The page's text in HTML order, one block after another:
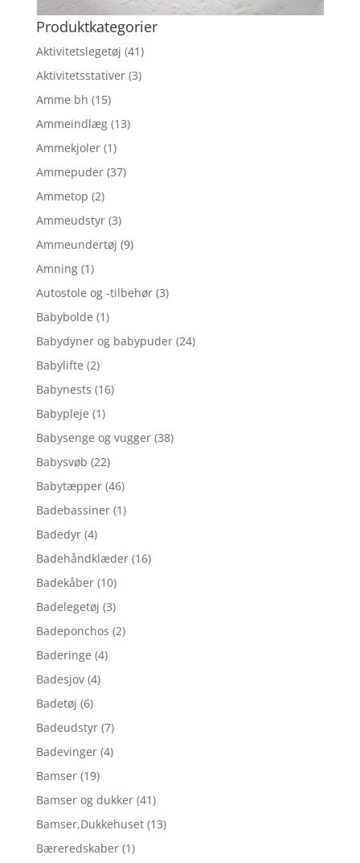
Produktkategorier
Aktivitetslegetøj (41)
Aktivitetsstativer (3)
Amme bh (15)
Ammeindlæg (13)
Ammekjoler (1)
Ammepuder (37)
Ammetop (2)
Ammeudstyr (3)
Ammeundertøj (9)
Amning (1)
Autostole og -tilbehør (3)
Babybolde (1)
Babydyner og babypuder (24)
Babylifte (2)
Babynests (16)
Babypleje (1)
Babysenge og vugger (38)
Babysvøb (22)
Babytæpper (46)
Badebassiner (1)
Badedyr (4)
Badehåndklæder (16)
Badekåber (10)
Badelegetøj (3)
Badeponchos (2)
Baderinge (4)
Badesjov (4)
Badetøj (6)
Badeudstyr (7)
Badevinger (4)
Bamser (19)
Bamser og dukker (41)
Bamser,Dukkehuset (13)
Bæreredskaber (1)